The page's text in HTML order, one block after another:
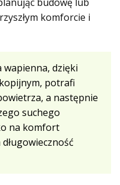
komforcie i
wapienna, dzięki
potrafi
a następnie
suchego
na komfort